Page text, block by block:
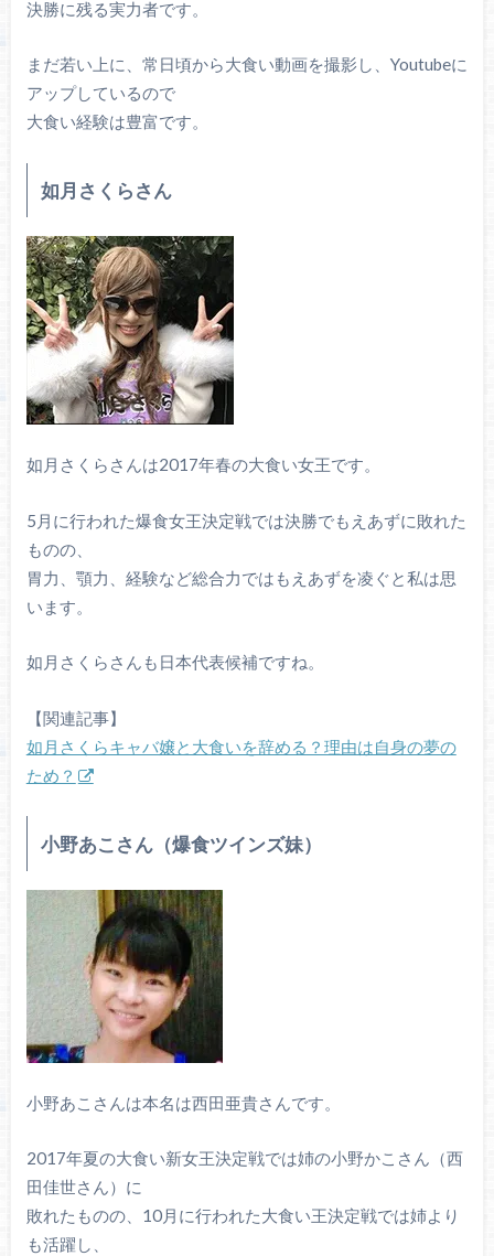
決勝に残る実力者です。
まだ若い上に、常日頃から大食い動画を撮影し、Youtubeに
アップしているので
大食い経験は豊富です。
如月さくらさん
如月さくらさんは2017年春の大食い女王です。
5月に行われた爆食女王決定戦では決勝でもえあずに敗れた
ものの、
胃力、顎力、経験など総合力ではもえあずを凌ぐと私は思
います。
如月さくらさんも日本代表候補ですね。
【関連記事】
如月さくらキャバ嬢と大食いを辞める？理由は自身の夢の
ため？
小野あこさん（爆食ツインズ妹）
小野あこさんは本名は西田亜貴さんです。
2017年夏の大食い新女王決定戦では姉の小野かこさん（西
田佳世さん）に
敗れたものの、10月に行われた大食い王決定戦では姉より
も活躍し、